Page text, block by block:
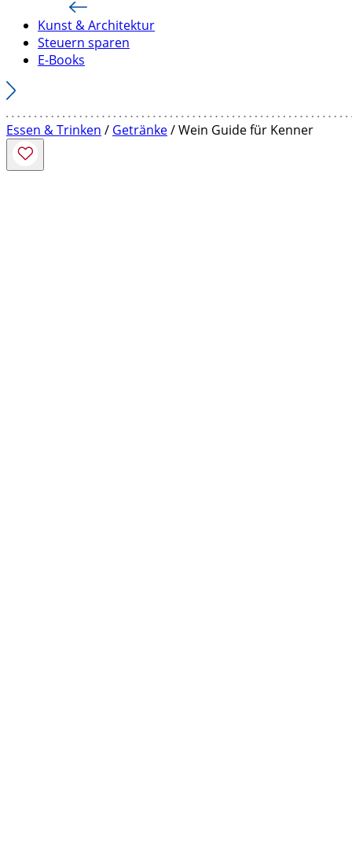
Kunst & Architektur
Steuern sparen
E-Books
Essen & Trinken / Getränke/ Wein Guide für Kenner